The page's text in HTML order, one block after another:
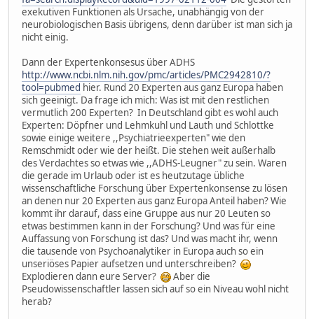
exekutiven Funktionen als Ursache, unabhängig von der
neurobiologischen Basis übrigens, denn darüber ist man sich ja
nicht einig.
Dann der Expertenkonsesus über ADHS
http://www.ncbi.nlm.nih.gov/pmc/articles/PMC2942810/?
tool=pubmed hier. Rund 20 Experten aus ganz Europa haben
sich geeinigt. Da frage ich mich: Was ist mit den restlichen
vermutlich 200 Experten? In Deutschland gibt es wohl auch
Experten: Döpfner und Lehmkuhl und Lauth und Schlottke
sowie einige weitere ,,Psychiatrieexperten" wie den
Remschmidt oder wie der heißt. Die stehen weit außerhalb
des Verdachtes so etwas wie ,,ADHS-Leugner" zu sein. Waren
die gerade im Urlaub oder ist es heutzutage übliche
wissenschaftliche Forschung über Expertenkonsense zu lösen
an denen nur 20 Experten aus ganz Europa Anteil haben? Wie
kommt ihr darauf, dass eine Gruppe aus nur 20 Leuten so
etwas bestimmen kann in der Forschung? Und was für eine
Auffassung von Forschung ist das? Und was macht ihr, wenn
die tausende von Psychoanalytiker in Europa auch so ein
unseriöses Papier aufsetzen und unterschreiben?
Explodieren dann eure Server?
Aber die
Pseudowissenschaftler lassen sich auf so ein Niveau wohl nicht
herab?